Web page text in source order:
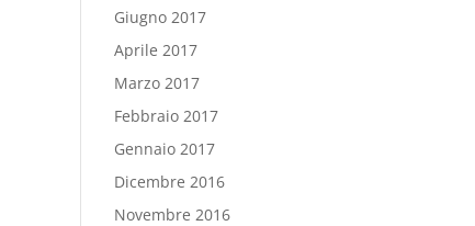
Giugno 2017
Aprile 2017
Marzo 2017
Febbraio 2017
Gennaio 2017
Dicembre 2016
Novembre 2016